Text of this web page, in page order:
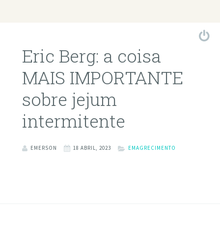
Eric Berg: a coisa
MAIS IMPORTANTE
sobre jejum
intermitente
EMERSON 18 ABRIL, 2023 EMAGRECIMENTO